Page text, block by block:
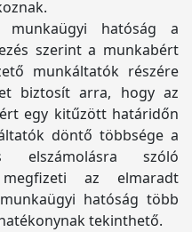
hatóság a
szerint a munkabért
munkáltatók részére
biztosít arra, hogy az
egy kitűzött határidőn
döntő többsége a
elszámolásra szóló
az elmaradt
hatóság több
tekinthető.